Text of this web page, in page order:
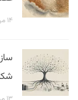
۱۴ مرداد ۱۴۰۵